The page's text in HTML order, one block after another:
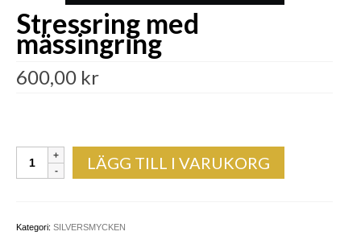
Stressring med
mässingring
600,00 kr
Stressring
LÄGG TILL I VARUKORG
Kategori: SILVERSMYCKEN